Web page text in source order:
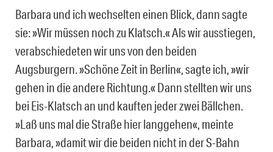
Barbara und ich wechselten einen Blick, dann sagte
sie: »Wir müssen noch zu Klatsch.« Als wir ausstiegen,
verabschiedeten wir uns von den beiden
Augsburgern. »Schöne Zeit in Berlin«, sagte ich, »wir
gehen in die andere Richtung.« Dann stellten wir uns
bei Eis-Klatsch an und kauften jeder zwei Bällchen.
»Laß uns mal die Straße hier langgehen«, meinte
Barbara, »damit wir die beiden nicht in der S-Bahn